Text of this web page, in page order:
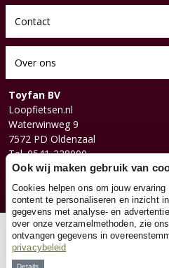
Contact
Over ons
Toyfan BV
Loopfietsen.nl
Waterwinweg 9
7572 PD Oldenzaal
Tel. 0541-228000
Facebook
Instagram
© 2026
Ook wij maken gebruik van
Cookies helpen ons om jouw
content te personaliseren en inzicht
gegevens met analyse- en
over onze verzamelmethoden, zie ons
ontvangen gegevens in
privacybeleid
Details